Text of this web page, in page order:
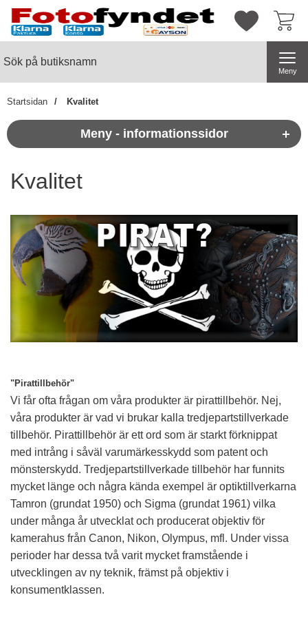
Startsidan för butiksnamn
Mina
Meny
Startsidan Kvalitet
Meny - informationssidor
Kvalitet
"Pirattillbehör"
Vi får ofta frågan om våra produkter är pirattillbehör. Nej,
våra produkter är vad vi brukar kalla tredjepartstillverkade
tillbehör. Pirattillbehör är ett ord som är starkt förknippat
med intrång i såväl varumärkesskydd som patent och
mönsterskydd. Tredjepartstillverkade tillbehör har funnits
mycket länge och några kända exempel är optiktillverkarna
Tamron (grundat 1950) och Sigma (grundat 1961) vilka
under många år utvecklat och producerat objektiv för
kamerahus från Canon, Nikon, Olympus, mfl. Under vissa
perioder har dessa två varit mycket framstående i
utvecklingen av ny teknik, främst på objektiv i
konsumentklassen.